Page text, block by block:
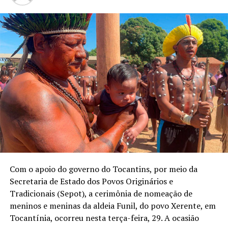
Com o apoio do governo do Tocantins, por meio da
Secretaria de Estado dos Povos Originários e
Tradicionais (Sepot), a cerimônia de nomeação de
meninos e meninas da aldeia Funil, do povo Xerente, em
Tocantínia, ocorreu nesta terça-feira, 29. A ocasião